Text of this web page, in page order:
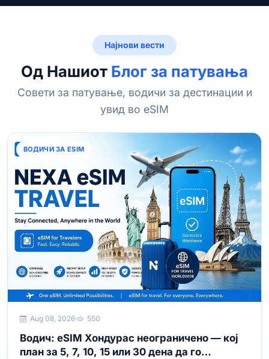
Најнови вести
Од Нашиот Блог за патувања
Совети за патување, водичи за дестинации и
увид во eSIM
ВОДИЧИ ЗА ESIM
Aug 08, 2026 550
Водич: eSIM Хондурас неограничено — кој
план за 5, 7, 10, 15 или 30 дена да го